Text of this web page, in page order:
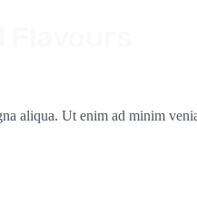
aliqua. Ut enim ad minim